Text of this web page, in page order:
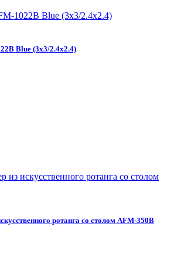
Blue (3х3/2.4х2.4)
ротанга со столом AFM-350B